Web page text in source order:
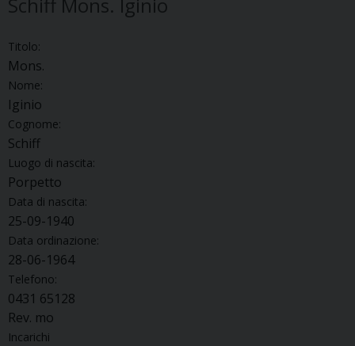
Titolo:
Mons.
Nome:
Iginio
Cognome:
Schiff
Luogo di nascita:
Porpetto
Data di nascita:
25-09-1940
Data ordinazione:
28-06-1964
Telefono:
0431 65128
Rev. mo
Incarichi